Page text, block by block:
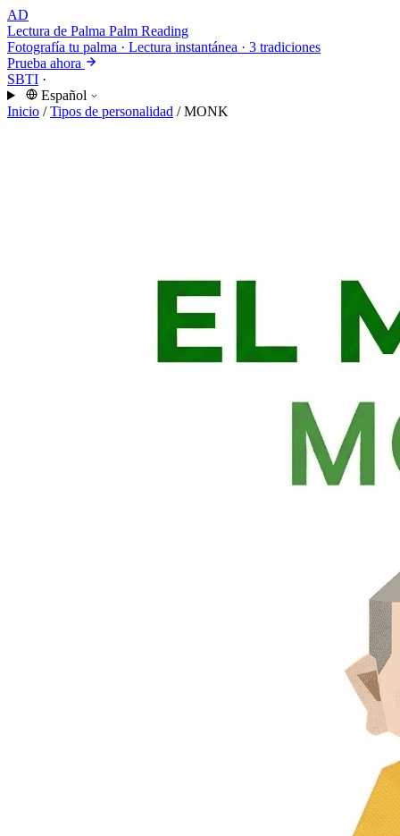
AD
Lectura de Palma Palm Reading
Fotografía tu palma · Lectura instantánea · 3 tradiciones
Prueba ahora
SBTI ·
Español
Inicio / Tipos de personalidad / MONK